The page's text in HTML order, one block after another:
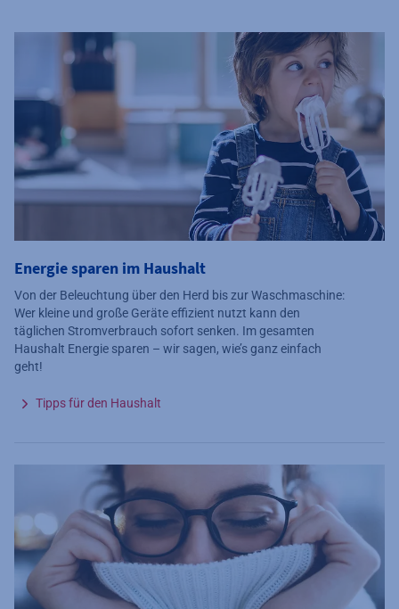
Energie sparen im Haushalt
Von der Beleuchtung über den Herd bis zur Waschmaschine:
Wer kleine und große Geräte effizient nutzt kann den
täglichen Stromverbrauch sofort senken. Im gesamten
Haushalt Energie sparen – wir sagen, wie’s ganz einfach
geht!
Tipps für den Haushalt